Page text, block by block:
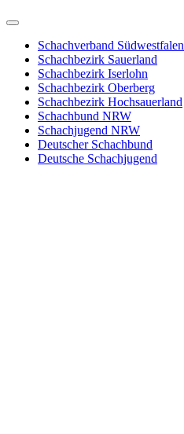
Schachverband Südwestfalen
Schachbezirk Sauerland
Schachbezirk Iserlohn
Schachbezirk Oberberg
Schachbezirk Hochsauerland
Schachbund NRW
Schachjugend NRW
Deutscher Schachbund
Deutsche Schachjugend